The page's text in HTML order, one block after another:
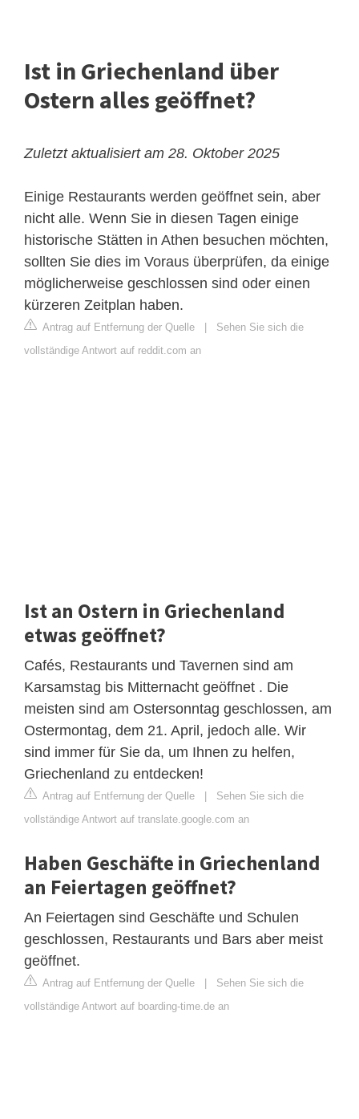
Ist in Griechenland über
Ostern alles geöffnet?
Zuletzt aktualisiert am 28. Oktober 2025
Einige Restaurants werden geöffnet sein, aber
nicht alle. Wenn Sie in diesen Tagen einige
historische Stätten in Athen besuchen möchten,
sollten Sie dies im Voraus überprüfen, da einige
möglicherweise geschlossen sind oder einen
kürzeren Zeitplan haben.
Antrag auf Entfernung der Quelle
Sehen Sie sich die
vollständige Antwort auf reddit.com an
Ist an Ostern in Griechenland
etwas geöffnet?
Cafés, Restaurants und Tavernen sind am
Karsamstag bis Mitternacht geöffnet . Die
meisten sind am Ostersonntag geschlossen, am
Ostermontag, dem 21. April, jedoch alle. Wir
sind immer für Sie da, um Ihnen zu helfen,
Griechenland zu entdecken!
Antrag auf Entfernung der Quelle
Sehen Sie sich die
vollständige Antwort auf translate.google.com an
Haben Geschäfte in Griechenland
an Feiertagen geöffnet?
An Feiertagen sind Geschäfte und Schulen
geschlossen, Restaurants und Bars aber meist
geöffnet.
Antrag auf Entfernung der Quelle
Sehen Sie sich die
vollständige Antwort auf boarding-time.de an